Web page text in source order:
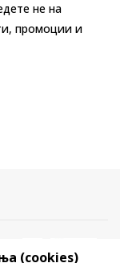
не на
промоции и
(cookies)